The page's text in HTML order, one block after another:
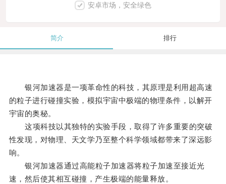
安卓市场，安全绿色
简介 排行
银河加速器是一项革命性的科技，其原理是利用超高速
的粒子进行碰撞实验，模拟宇宙中极端的物理条件，以解开
宇宙的奥秘。
这项科技以其独特的实验手段，取得了许多重要的突破
性发现，对物理、天文学乃至整个科学领域都带来了深远影
响。
银河加速器通过高能粒子加速器将粒子加速至接近光
速，然后使其相互碰撞，产生极端的能量释放。